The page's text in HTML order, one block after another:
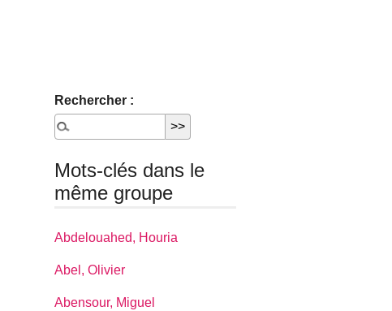
Rechercher :
Mots-clés dans le
même groupe
Abdelouahed, Houria
Abel, Olivier
Abensour, Miguel